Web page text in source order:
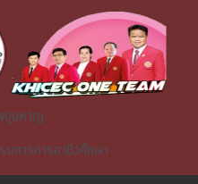
ขุนหาญ
การการอาชีวศึกษา